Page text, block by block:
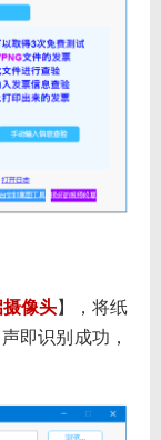
像头】，将纸
声即识别成功，